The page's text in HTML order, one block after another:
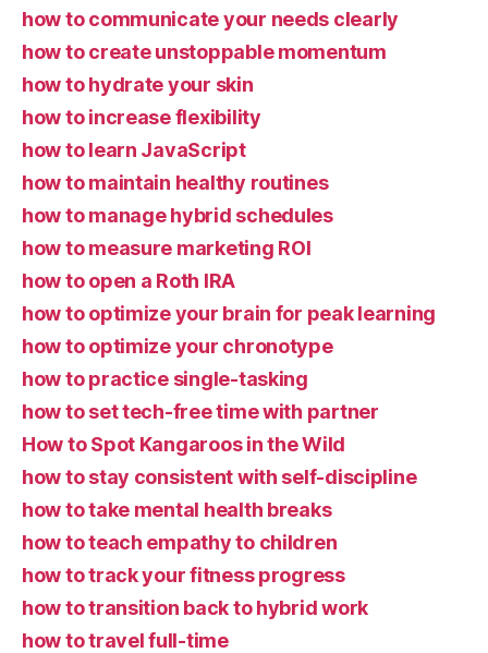
how to communicate your needs clearly
how to create unstoppable momentum
how to hydrate your skin
how to increase flexibility
how to learn JavaScript
how to maintain healthy routines
how to manage hybrid schedules
how to measure marketing ROI
how to open a Roth IRA
how to optimize your brain for peak learning
how to optimize your chronotype
how to practice single-tasking
how to set tech-free time with partner
How to Spot Kangaroos in the Wild
how to stay consistent with self-discipline
how to take mental health breaks
how to teach empathy to children
how to track your fitness progress
how to transition back to hybrid work
how to travel full-time